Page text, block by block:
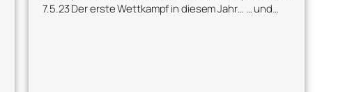
7.5.23 Der erste Wettkampf in diesem Jahr… … und…